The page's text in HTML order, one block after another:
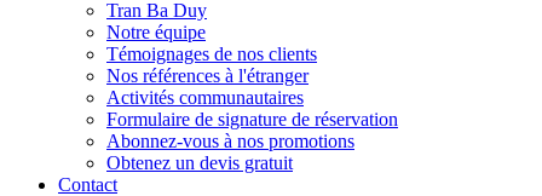
Tran Ba Duy
Notre équipe
Témoignages de nos clients
Nos références à l'étranger
Activités communautaires
Formulaire de signature de réservation
Abonnez-vous à nos promotions
Obtenez un devis gratuit
Contact